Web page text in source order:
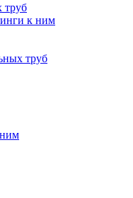
труб
к ним
труб